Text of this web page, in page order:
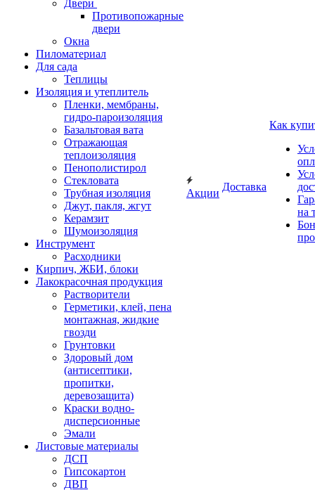
Двери
Противопожарные
двери
Окна
Пиломатериал
Для сада
Теплицы
Изоляция и утеплитель
Пленки, мембраны,
гидро-пароизоляция
Базальтовая вата
Отражающая
теплоизоляция
Пенополистирол
Стекловата
Трубная изоляция
Джут, пакля, жгут
Керамзит
Шумоизоляция
Инструмент
Расходники
Кирпич, ЖБИ, блоки
Лакокрасочная продукция
Растворители
Герметики, клей, пена
монтажная, жидкие
гвозди
Грунтовки
Здоровый дом
(антисептики,
пропитки,
деревозащита)
Краски водно-
дисперсионные
Эмали
Листовые материалы
ДСП
Гипсокартон
ДВП
Акции
Доставка
Как
на